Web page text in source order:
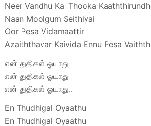
Neer Vandhu Kai Thooka
Naan Moolgum Seithiyai
Oor Pesa Vidamaattir
Azaiththavar Kaivida Ennu Pesa
என் துதிகள் ஓயாது
என் துதிகள் ஓயாது
என் துதிகள் ஓயாது..
En Thudhigal Oyaathu
En Thudhigal Oyaathu